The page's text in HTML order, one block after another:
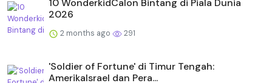
10 WonderkidCalon Bintang di Piala Dunia
2026
2 months ago 291
'Soldier of Fortune' di Timur Tengah:
AmerikaIsrael dan Pera...